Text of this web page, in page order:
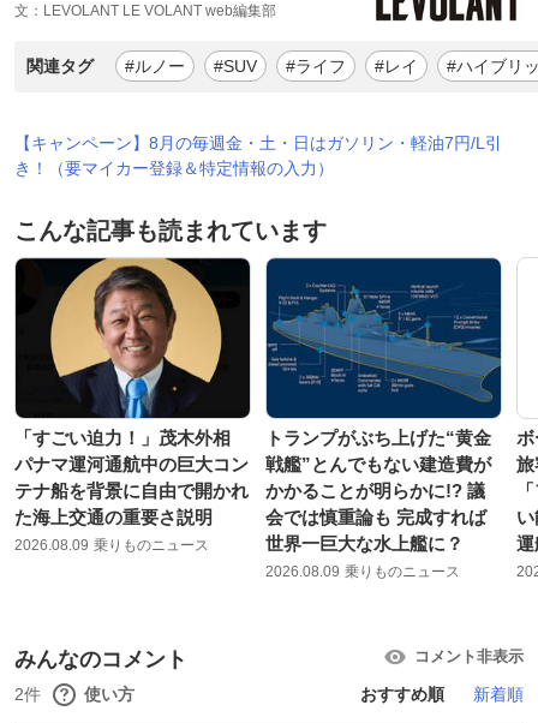
文：LEVOLANT LE VOLANT web編集部
関連タグ #ルノー #SUV #ライフ #レイ #ハイブリ
【キャンペーン】8月の毎週金・土・日はガソリン・軽油7円/L引
き！（要マイカー登録＆特定情報の入力）
こんな記事も読まれています
「すごい迫力！」茂木外相
パナマ運河通航中の巨大コン
テナ船を背景に自由で開かれ
た海上交通の重要さ説明
2026.08.09 乗りものニュース
トランプがぶち上げた“黄金
戦艦”とんでもない建造費が
かかることが明らかに!? 議
会では慎重論も 完成すれば
世界一巨大な水上艦に？
2026.08.09 乗りものニュース
ボ
旅
運
みんなのコメント コメント非表示
2件 使い方 おすすめ順 新着順